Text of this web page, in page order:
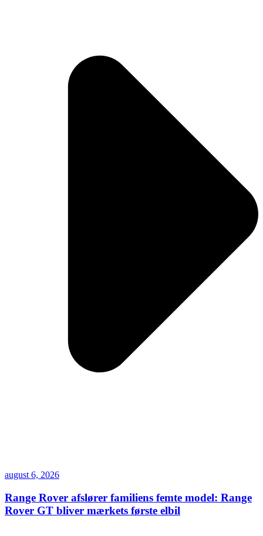
august 6, 2026
Range Rover afslører familiens femte model: Range
Rover GT bliver mærkets første elbil